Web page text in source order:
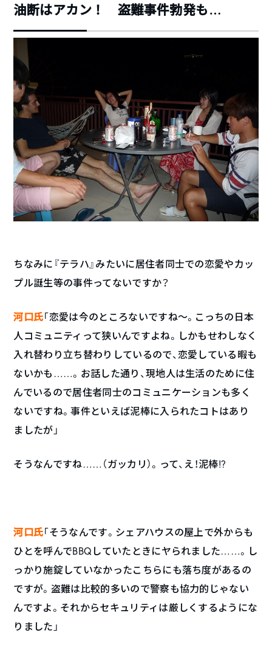
油断はアカン！ 盗難事件勃発も…
ちなみに『テラハ』みたいに居住者同士での恋愛やカッ
プル誕生等の事件ってないですか？
河口氏「恋愛は今のところないですね～。こっちの日本
人コミュニティって狭いんですよね。しかもせわしなく
入れ替わり立ち替わりしているので、恋愛している暇も
ないかも……。お話した通り、現地人は生活のために住
んでいるので居住者同士のコミュニケーションも多く
ないですね。事件といえば泥棒に入られたコトはあり
ましたが」
そうなんですね……（ガッカリ）。って、え！泥棒!?
河口氏「そうなんです。シェアハウスの屋上で外からも
ひとを呼んでBBQしていたときにヤられました……。し
っかり施錠していなかったこちらにも落ち度があるの
ですが。盗難は比較的多いので警察も協力的じゃない
んですよ。それからセキュリティは厳しくするようにな
りました」